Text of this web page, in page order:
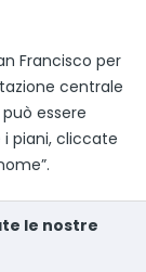
Francisco per
centrale
essere
i piani, cliccate
le nostre